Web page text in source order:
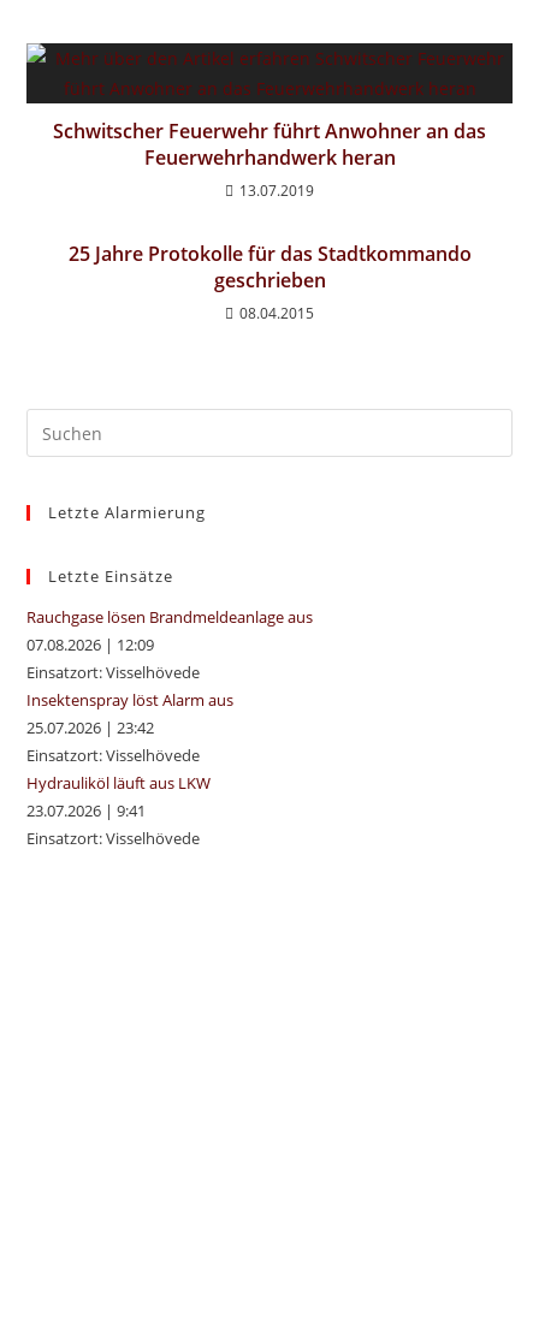
Schwitscher Feuerwehr führt Anwohner an das
Feuerwehrhandwerk heran
13.07.2019
25 Jahre Protokolle für das Stadtkommando
geschrieben
08.04.2015
Letzte Alarmierung
Letzte Einsätze
Rauchgase lösen Brandmeldeanlage aus
07.08.2026 | 12:09
Einsatzort: Visselhövede
Insektenspray löst Alarm aus
25.07.2026 |23:42
Einsatzort: Visselhövede
Hydrauliköl läuft aus LKW
23.07.2026 |9:41
Einsatzort: Visselhövede